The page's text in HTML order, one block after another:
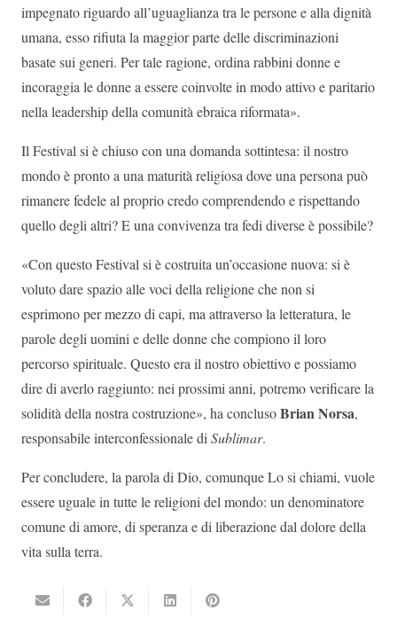
impegnato riguardo all’uguaglianza tra le persone e alla dignità
umana, esso rifiuta la maggior parte delle discriminazioni
basate sui generi. Per tale ragione, ordina rabbini donne e
incoraggia le donne a essere coinvolte in modo attivo e paritario
nella leadership della comunità ebraica riformata».
Il Festival si è chiuso con una domanda sottintesa: il nostro
mondo è pronto a una maturità religiosa dove una persona può
rimanere fedele al proprio credo comprendendo e rispettando
quello degli altri? E una convivenza tra fedi diverse è possibile?
«Con questo Festival si è costruita un’occasione nuova: si è
voluto dare spazio alle voci della religione che non si
esprimono per mezzo di capi, ma attraverso la letteratura, le
parole degli uomini e delle donne che compiono il loro
percorso spirituale. Questo era il nostro obiettivo e possiamo
dire di averlo raggiunto: nei prossimi anni, potremo verificare la
solidità della nostra costruzione», ha conclusoBrian Norsa,
responsabile interconfessionale di Sublimar.
Per concludere, la parola di Dio, comunque Lo si chiami, vuole
essere uguale in tutte le religioni del mondo: un denominatore
comune di amore, di speranza e di liberazione dal dolore della
vita sulla terra.